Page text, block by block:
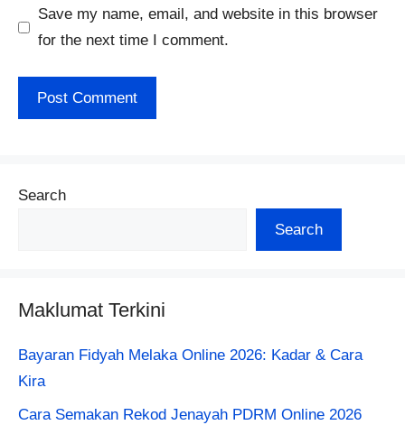
Save my name, email, and website in this browser
for the next time I comment.
Search
Search
Maklumat Terkini
Bayaran Fidyah Melaka Online 2026: Kadar & Cara
Kira
Cara Semakan Rekod Jenayah PDRM Online 2026